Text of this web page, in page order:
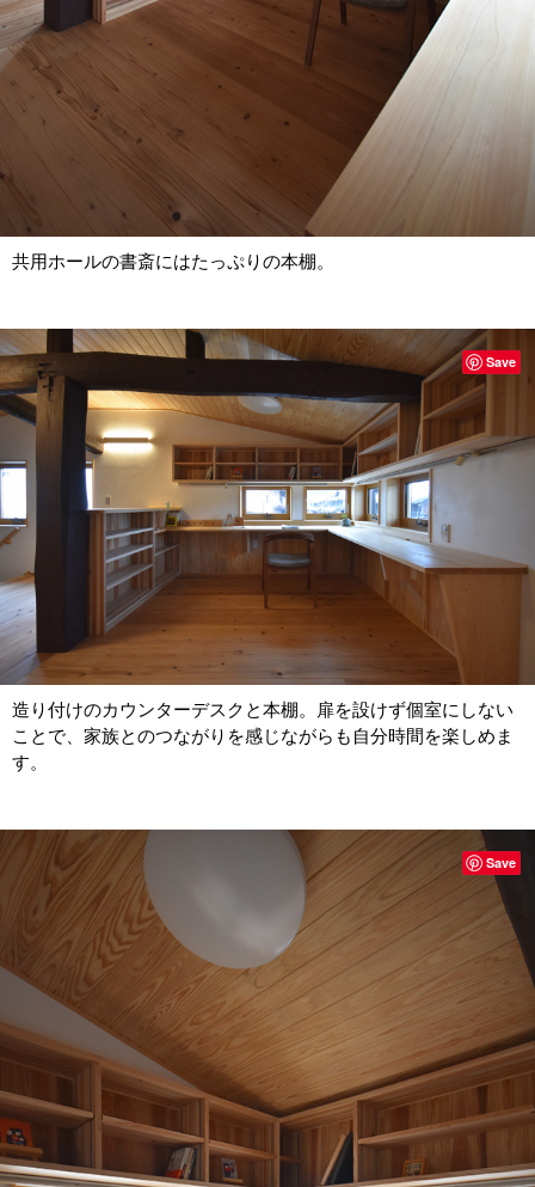
共用ホールの書斎にはたっぷりの本棚。
造り付けのカウンターデスクと本棚。扉を設けず個室にしない
ことで、家族とのつながりを感じながらも自分時間を楽しめま
す。
Save
Save